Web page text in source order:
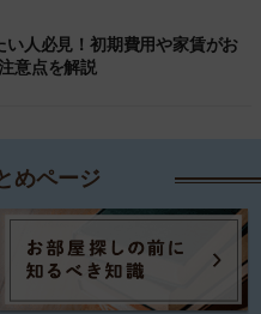
い人必見！初期費用や家賃がお
意点を解説
めページ